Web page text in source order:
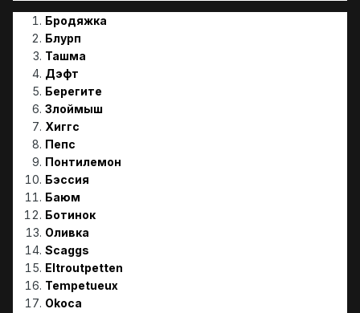
Бродяжка
Блурп
Ташма
Дэфт
Берегите
Злоймыш
Хиггс
Пепс
Понтилемон
Бэссия
Баюм
Ботинок
Оливка
Scaggs
Eltroutpetten
Tempetueux
Okoca